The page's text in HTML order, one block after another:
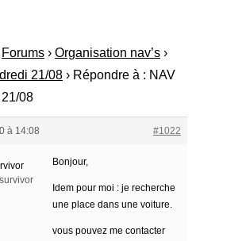
Forums › Organisation nav’s ›
21/08 › Répondre à : NAV
08
à 14:08 #1022
Bonjour,
Idem pour moi : je recherche
une place dans une voiture.
vous pouvez me contacter